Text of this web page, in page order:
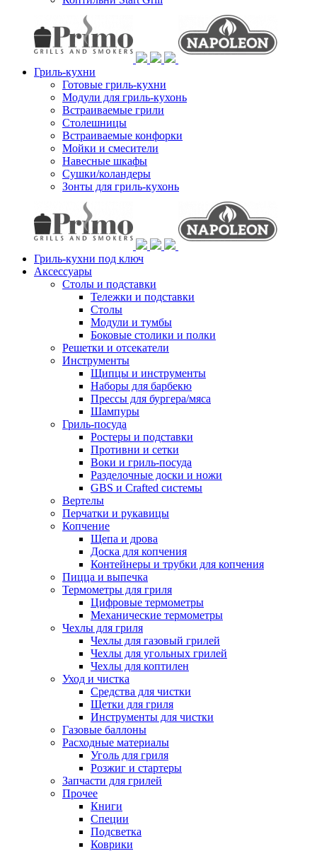
Гриль-кухни
Готовые гриль-кухни
Модули для гриль-кухонь
Встраиваемые грили
Столешницы
Встраиваемые конфорки
Мойки и смесители
Навесные шкафы
Сушки/коландеры
Зонты для гриль-кухонь
Гриль-кухни под ключ
Аксессуары
Столы и подставки
Тележки и подставки
Столы
Модули и тумбы
Боковые столики и полки
Решетки и отсекатели
Инструменты
Щипцы и инструменты
Наборы для барбекю
Прессы для бургера/мяса
Шампуры
Гриль-посуда
Ростеры и подставки
Противни и сетки
Воки и гриль-посуда
Разделочные доски и ножи
GBS и Crafted системы
Вертелы
Перчатки и рукавицы
Копчение
Щепа и дрова
Доска для копчения
Контейнеры и трубки для копчения
Пицца и выпечка
Термометры для гриля
Цифровые термометры
Механические термометры
Чехлы для гриля
Чехлы для газовый грилей
Чехлы для угольных грилей
Чехлы для коптилен
Уход и чистка
Средства для чистки
Щетки для гриля
Инструменты для чистки
Газовые баллоны
Расходные материалы
Уголь для гриля
Розжиг и стартеры
Запчасти для грилей
Прочее
Книги
Специи
Подсветка
Коврики